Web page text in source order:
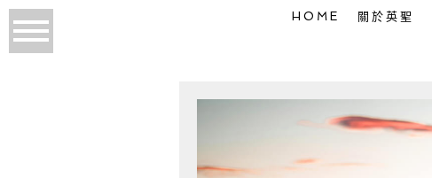
HOME 關於英聖